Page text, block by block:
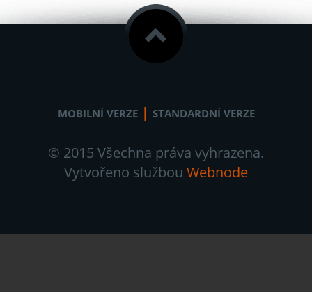
MOBILNÍ VERZE | STANDARDNÍ VERZE
© 2015 Všechna práva vyhrazena.
Vytvořeno službou Webnode